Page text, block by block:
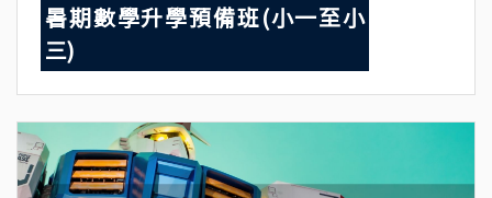
暑期數學升學預備班(小一至小
三)